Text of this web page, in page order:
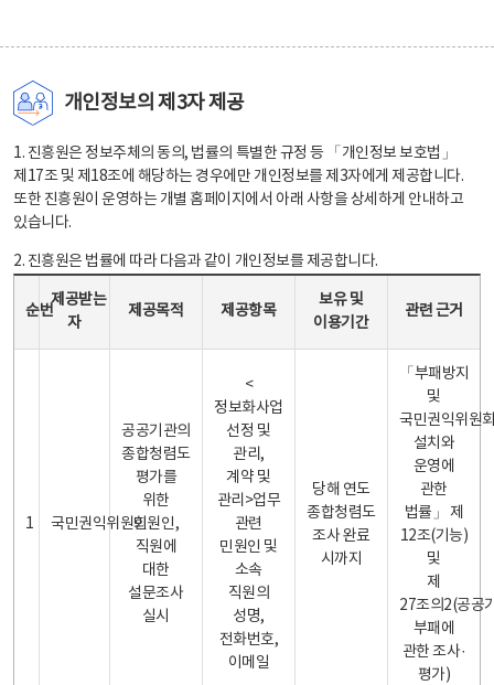
개인정보의 제3자 제공
1. 진흥원은 정보주체의 동의, 법률의 특별한 규정 등 「개인정보 보호법」
제17조 및 제18조에 해당하는 경우에만 개인정보를 제3자에게 제공합니다.
또한 진흥원이 운영하는 개별 홈페이지에서 아래 사항을 상세하게 안내하고
있습니다.
2. 진흥원은 법률에 따라 다음과 같이 개인정보를 제공합니다.
순번
제공받는
자
제공목적 제공항목
보유 및
이용기간
관련 근거
1 국민권익위원회
공공기관의
종합청렴도
평가를
위한
민원인,
직원에
대한
설문조사
실시
<
정보화사업
선정 및
관리,
계약 및
관리>업무
관련
민원인 및
소속
직원의
성명,
전화번호,
이메일
당해 연도
종합청렴도
조사 완료
시까지
「부패방지
및
국민권익위원
설치와
운영에
관한
법률」 제
12조(기능)
및
제
27조의2(공공
부패에
관한 조사·
평가)